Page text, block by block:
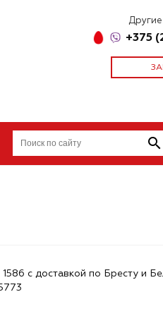
+375
с доставкой по Бресту и